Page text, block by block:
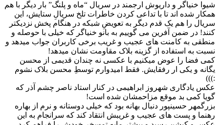
شیوا خنیاگر و داریوش ارجمند در سریال “ماه و پلنگ” بار دیگر با هم
همکار شده اند تا با تداعی کردن خاطرات تلخ سریالِ ستایش، این
سریال را هم یک قدم دیگر به تعویضِ شبکه در هنگام پخش نزدیکتر
کنند! در ضمن آفرین می گوییم به بانو خنیاگر که خیلی با حوصله و
منطقی به کامنت های عجیب و غریب برخی کاربران جواب میدهد و
نسبت به استفاده از گزینه بلاک مقاومت نشان میدهد!
کمی فضا را عوض میکنیم با عکسی نه چندان قدیمی از محسن
یگانه و یکی ار رفقایش. فقط امیدوارم توسطِ محسن بلاک نشوم
:)))
عکس یادگاری شهروز ابراهیمی در کنار استاد ناصر چشم آذر که
گویا کمی بد موقع مزاحمشان شده است!
بزرگمهر حسینپور دنبال بهانه بود که خیلی دوستانه و نرم از بهاره
رهنما و پست های عجیب و غریبش انتقاد کند که سرانجام به این